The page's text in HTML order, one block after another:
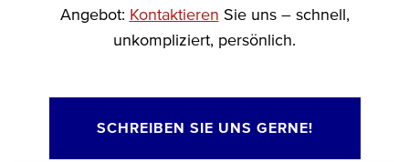
Angebot: Kontaktieren Sie uns – schnell,
unkompliziert, persönlich.
SCHREIBEN SIE UNS GERNE!